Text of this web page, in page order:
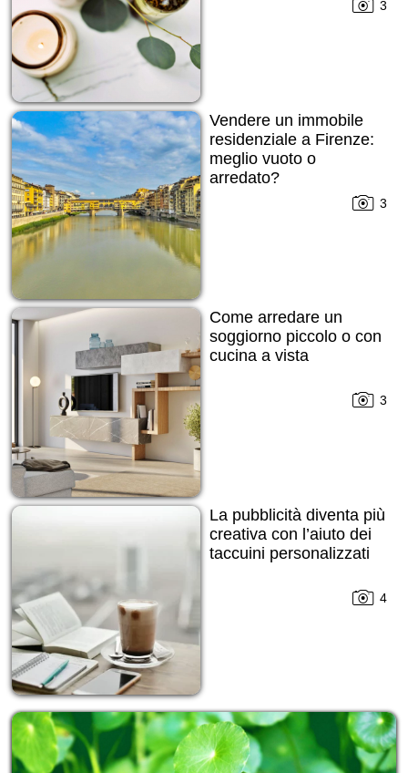
3
Vendere un immobile
residenziale a Firenze:
meglio vuoto o
arredato?
3
Come arredare un
soggiorno piccolo o con
cucina a vista
3
La pubblicità diventa più
creativa con l’aiuto dei
taccuini personalizzati
4